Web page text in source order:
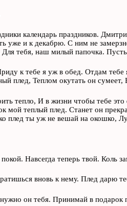
календарь праздников.
уже и к декабрю. С ним не
тебя, наш милый папочка.
к тебе я уж в обед. Отдам
плед, Теплом окутать он сумеет,
тепло, И в жизни чтобы тебе
мой теплый плед. Станет он
плед ты уж не вешай на окошко,
Навсегда теперь твой. Коль
вновь к нему. Плед дарю
он тебя. Принимай в